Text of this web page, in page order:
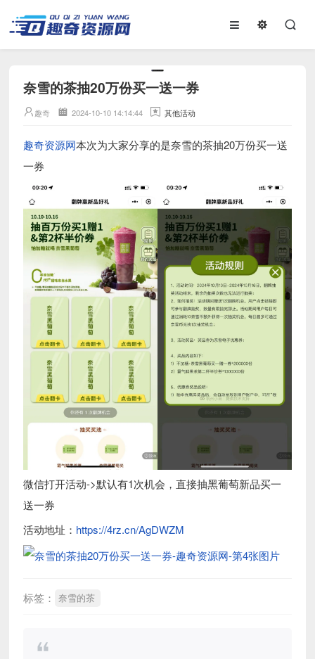
奈雪的茶抽20万份买一送一券
趣奇 2024-10-10 14:14:44 其他活动
趣奇资源网本次为大家分享的是奈雪的茶抽20万份买一送
一券
微信打开活动->默认有1次机会，直接抽黑葡萄新品买一
送一券
活动地址： https://4rz.cn/AgDWZM
标签： 奈雪的茶